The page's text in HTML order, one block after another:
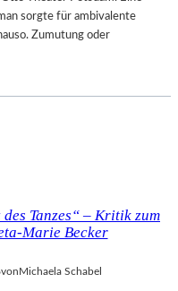
sorgte für ambivalente
Zumutung oder
Tanzes“ – Kritik zum
Marie Becker
von Michaela Schabel